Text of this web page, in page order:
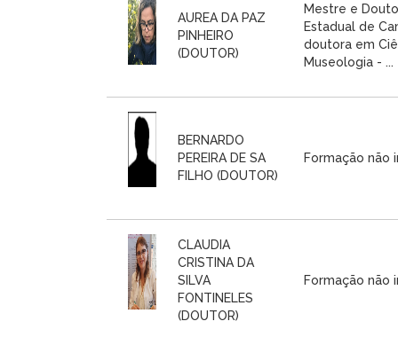
AUREA DA PAZ
PINHEIRO
(DOUTOR)
Mestre e
Estadual de
doutora em
Museologia - ...
BERNARDO
PEREIRA DE SA
FILHO (DOUTOR)
Formação não
CLAUDIA
CRISTINA DA
SILVA
FONTINELES
(DOUTOR)
Formação não